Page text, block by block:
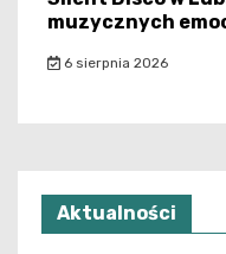
muzycznych
6 sierpnia 2026
Aktualności